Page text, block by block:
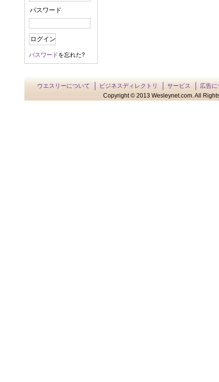
パスワード
パスワードを忘れた?
ウエスリーについて ビジネスディレクトリ サービス
広告に
Copyright © 2013 Wesleynet.com. All